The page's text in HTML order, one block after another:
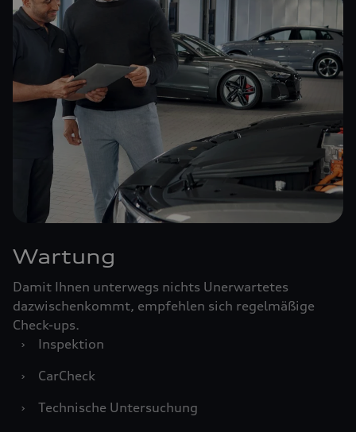
Wartung
Damit Ihnen unterwegs nichts Unerwartetes
dazwischenkommt, empfehlen sich regelmäßige
Check-ups.
›
Inspektion
›
CarCheck
›
Technische Untersuchung